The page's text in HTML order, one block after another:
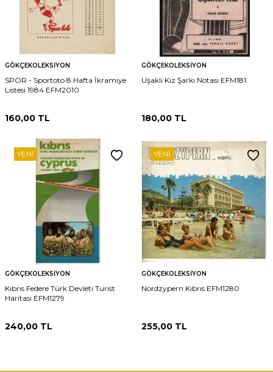
GÖKÇEKOLEKSIYON
SPOR - Sportoto 8.Hafta İkramiye
Listesi 1984 EFM2010
160,00 TL
GÖKÇEKOLEKSIYON
Uşaklı Kız Şarkı Notası EFM181
180,00 TL
YENI
GÖKÇEKOLEKSIYON
Kıbrıs Federe Türk Devleti Turist
Haritası EFM1279
240,00 TL
YENI
GÖKÇEKOLEKSIYON
Nordzypern Kıbrıs EFM1280
255,00 TL